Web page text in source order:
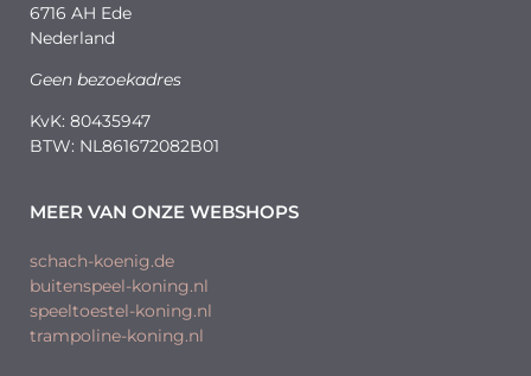
6716 AH Ede
Nederland
Geen bezoekadres
KvK: 80435947
BTW: NL861672082B01
MEER VAN ONZE WEBSHOPS
schach-koenig.de
buitenspeel-koning.nl
speeltoestel-koning.nl
trampoline-koning.nl